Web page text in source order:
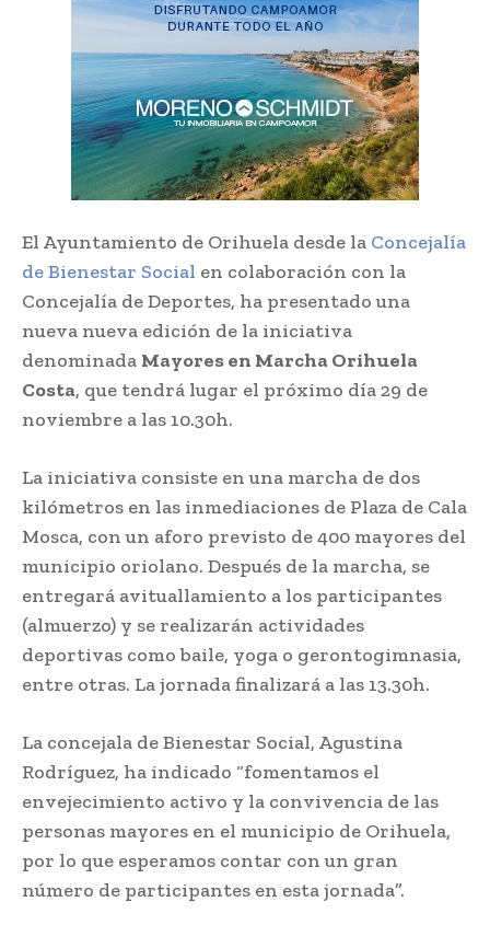
El Ayuntamiento de Orihuela desde la Concejalía
de Bienestar Social en colaboración con la
Concejalía de Deportes, ha presentado una
nueva nueva edición de la iniciativa
denominada Mayores en Marcha Orihuela
Costa, que tendrá lugar el próximo día 29 de
noviembre a las 10.30h.
La iniciativa consiste en una marcha de dos
kilómetros en las inmediaciones de Plaza de Cala
Mosca, con un aforo previsto de 400 mayores del
municipio oriolano. Después de la marcha, se
entregará avituallamiento a los participantes
(almuerzo) y se realizarán actividades
deportivas como baile, yoga o gerontogimnasia,
entre otras. La jornada finalizará a las 13.30h.
La concejala de Bienestar Social, Agustina
Rodríguez, ha indicado “fomentamos el
envejecimiento activo y la convivencia de las
personas mayores en el municipio de Orihuela,
por lo que esperamos contar con un gran
número de participantes en esta jornada”.